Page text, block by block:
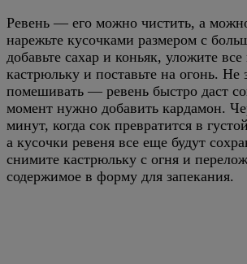
Ревень — его можно чистить, а
нарежьте кусочками размером с
добавьте сахар и коньяк, уложите
кастрюльку и поставьте на огонь. Не
помешивать — ревень быстро даст
момент нужно добавить кардамон.
минут, когда сок превратится в
а кусочки ревеня все еще будут
снимите кастрюльку с огня и
содержимое в форму для запекания.